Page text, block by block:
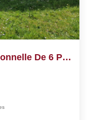
MAINTENON : Maison Traditionnelle De 6 Pièces